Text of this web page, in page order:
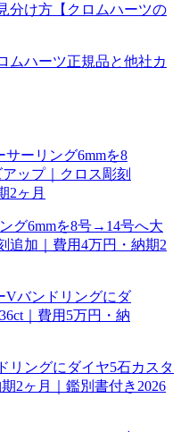
分け方【クロムハーツの
ムハーツ正規品と他社カ
グ6mmを8号→14号へ大
追加｜費用4万円・納期2
リングにダイヤ5石カスタ
2ヶ月｜鑑別書付き 2026